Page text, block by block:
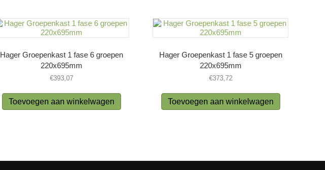
Hager Groepenkast 1 fase 6 groepen
220x695mm
€393,07
Toevoegen aan winkelwagen
Hager Groepenkast 1 fase 5 groepen
220x695mm
€373,72
Toevoegen aan winkelwagen